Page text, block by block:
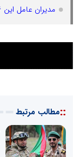
مدیران عامل این 6 بانک بر لبه تیغ عزل!
::مطالب مرتبط